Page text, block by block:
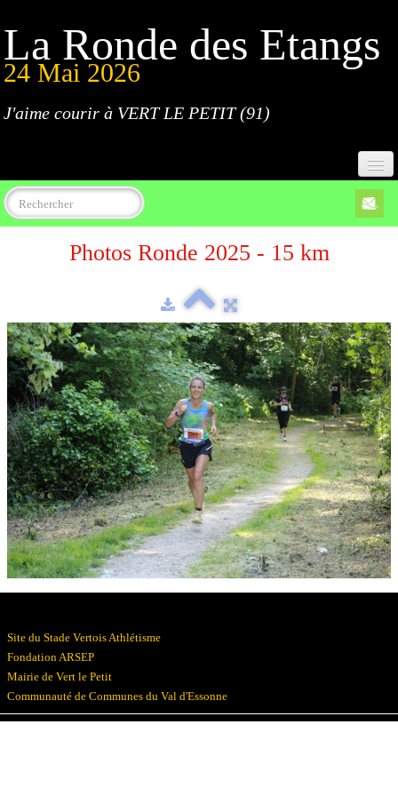
La Ronde des Etangs
24 Mai 2026
J'aime courir à VERT LE PETIT (91)
Accueil
Programme
Règlement
Parcours
Résultats
Devenez bénévoles
Partenaires
Photos▼
Photos Ronde 2025 - 15 km
Site du Stade Vertois Athlétisme
Fondation ARSEP
Mairie de Vert le Petit
Communauté de Communes du Val d'Essonne